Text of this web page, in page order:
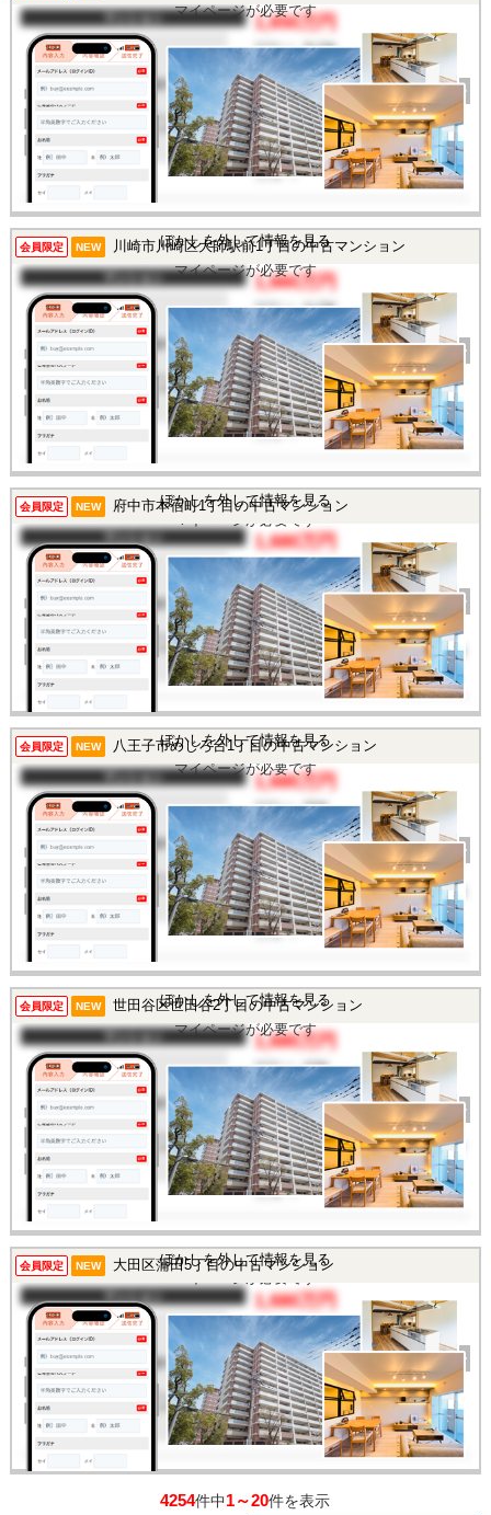
マンション 1,650万円
間取り 3LDK
完成年 1981年
建物面積 55.7㎡
土地面積 -
所在地 埼玉県さいたま市浦和区
元町2丁目
交通 /
マイページが必要です
会員限定 NEW 川崎市川崎区大師駅前1丁目の中古マンション
1,660万円
間取り 1LDK
完成年 1974年
建物面積 32.49㎡
土地面積 -
所在地 神奈川県川崎市川崎区大
師駅前1丁目
交通 /
この物件を見るには
マイページが必要です
ぼかしを外して情報を見る
会員限定 NEW 府中市本宿町1丁目の中古マンション
1,680万円
間取り 2LDK
完成年
1978年
建物面積 68.31㎡
土地面積 -
所在地 東京都府中市本宿町1丁目
交通 /
この物件を見るには
ぼかしを外して情報を見る
会員限定 NEW 八王子市めじろ台1丁目の中古マンション
マンション 1,680万円
間取り 3DK
完成年 1980年
建物面積 75.46㎡
土地面積 -
所在地 東京都八王子市めじろ台1
丁目
交通 /
この物件を見るには
マイページが必要です
ぼかしを外して情報を見る
会員限定 NEW 世田谷区世田谷2丁目の中古マンション
マンション 1,680万円
間取り 1DK
完成年 1970年
建物面積 27.6㎡
土地面積 -
所在地 東京都世田谷区世田谷2丁
目
交通 /
この物件を見るには
マイページが必要です
ぼかしを外して情報を見る
会員限定 NEW 大田区蒲田5丁目の中古マンション
マンション 1,680万円
間取り
1R
完成年
1974年
建物面積 26.18㎡
土地面積 -
所在地 東京都大田区蒲田5丁目
交通 /
この物件を見るには
ぼかしを外して情報を見る
4254件中1～20件を表示